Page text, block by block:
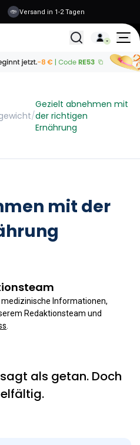
Versand in 1-2 Tagen
Alle
/
Gezielt abnehmen mit
der richtigen
Ernährung
mit der
Informationen,
Redaktionsteam und
als getan. Doch